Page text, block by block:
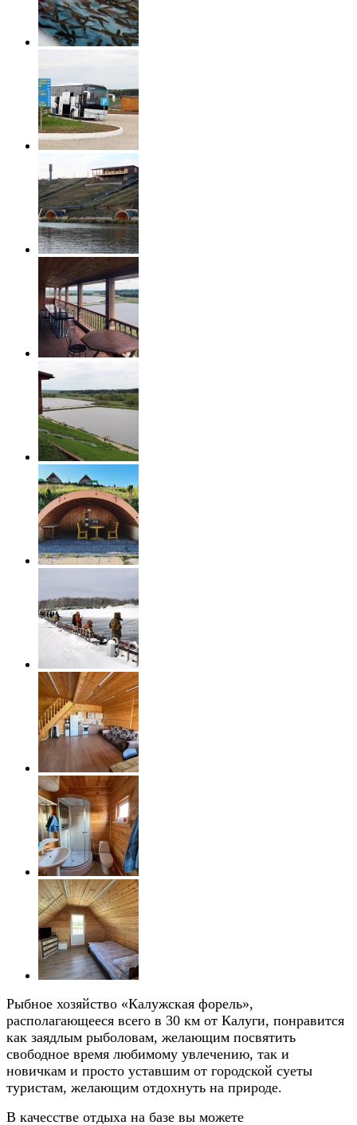
Рыбное хозяйство «Калужская форель»,
располагающееся всего в 30 км от Калуги, понравится
как заядлым рыболовам, желающим посвятить
свободное время любимому увлечению, так и
новичкам и просто уставшим от городской суеты
туристам, желающим отдохнуть на природе.
В качесстве отдыха на базе вы можете